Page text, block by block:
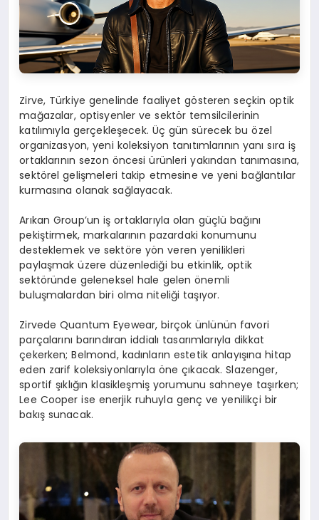
Zirve, Türkiye genelinde faaliyet gösteren seçkin optik
mağazalar, optisyenler ve sektör temsilcilerinin
katılımıyla gerçekleşecek. Üç gün sürecek bu özel
organizasyon, yeni koleksiyon tanıtımlarının yanı sıra iş
ortaklarının sezon öncesi ürünleri yakından tanımasına,
sektörel gelişmeleri takip etmesine ve yeni bağlantılar
kurmasına olanak sağlayacak.
Arıkan Group’un iş ortaklarıyla olan güçlü bağını
pekiştirmek, markalarının pazardaki konumunu
desteklemek ve sektöre yön veren yenilikleri
paylaşmak üzere düzenlediği bu etkinlik, optik
sektöründe geleneksel hale gelen önemli
buluşmalardan biri olma niteliği taşıyor.
Zirvede Quantum Eyewear, birçok ünlünün favori
parçalarını barındıran iddialı tasarımlarıyla dikkat
çekerken; Belmond, kadınların estetik anlayışına hitap
eden zarif koleksiyonlarıyla öne çıkacak. Slazenger,
sportif şıklığın klasikleşmiş yorumunu sahneye taşırken;
Lee Cooper ise enerjik ruhuyla genç ve yenilikçi bir
bakış sunacak.